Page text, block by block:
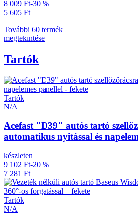
8 009 Ft-30 %
5 605 Ft
További 60 termék
megtekintése
Tartók
Tartók
N/A
Acefast "D39" autós tartó
automatikus nyitással és
készleten
9 102 Ft-20 %
7 281 Ft
Tartók
N/A